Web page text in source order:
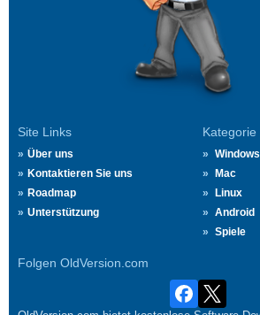
Site Links
Über uns
Kontaktieren Sie uns
Roadmap
Unterstützung
Kategorie
Windows
Mac
Linux
Android
Spiele
Folgen OldVersion.com